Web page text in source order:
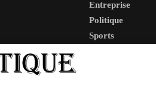
Entreprise
Politique
Sports